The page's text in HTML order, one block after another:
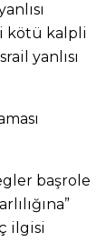
kötü kalpli
yanlısı
başrole
ilgisi